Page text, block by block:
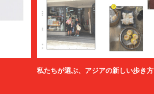
私たちが選ぶ、アジアの新しい歩き方